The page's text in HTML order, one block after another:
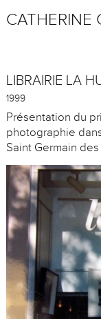
CATHERINE
LIBRAIRIE LA
1999
Présentation du
photographie
Saint Germain des